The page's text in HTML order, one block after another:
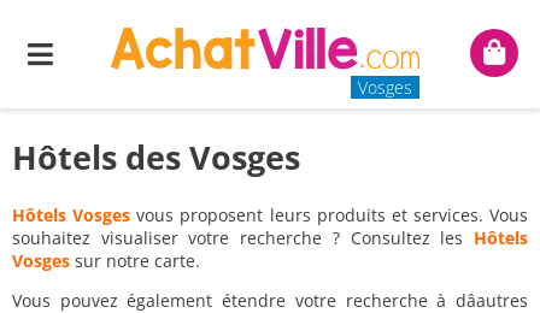
Menu
Vosges
Mon
Hôtels des Vosges
Hôtels Vosges vous proposent leurs produits et services. Vous
souhaitez visualiser votre recherche ? Consultez les Hôtels
Vosges sur notre carte.
Vous pouvez également étendre votre recherche à dâautres